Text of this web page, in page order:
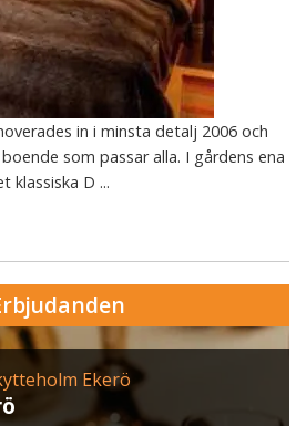
in i minsta detalj 2006 och
som passar alla. I gårdens ena
klassiska D ...
Ekerö